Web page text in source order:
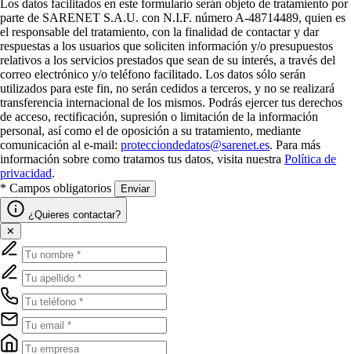
Los datos facilitados en este formulario serán objeto de tratamiento por
parte de SARENET S.A.U. con N.I.F. número A-48714489, quien es
el responsable del tratamiento, con la finalidad de contactar y dar
respuestas a los usuarios que soliciten información y/o presupuestos
relativos a los servicios prestados que sean de su interés, a través del
correo electrónico y/o teléfono facilitado. Los datos sólo serán
utilizados para este fin, no serán cedidos a terceros, y no se realizará
transferencia internacional de los mismos. Podrás ejercer tus derechos
de acceso, rectificación, supresión o limitación de la información
personal, así como el de oposición a su tratamiento, mediante
comunicación al e-mail: protecciondedatos@sarenet.es. Para más
información sobre como tratamos tus datos, visita nuestra Política de
privacidad.
* Campos obligatorios
Enviar
¿Quieres contactar?
✕